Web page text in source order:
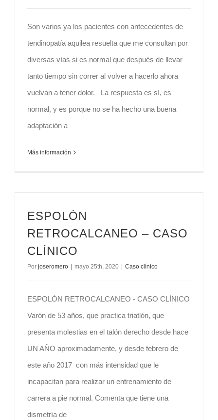
Son varios ya los pacientes con antecedentes de
tendinopatía aquilea resuelta que me consultan por
diversas vías si es normal que después de llevar
tanto tiempo sin correr al volver a hacerlo ahora
vuelvan a tener dolor. La respuesta es sí, es
normal, y es porque no se ha hecho una buena
adaptación a
Más información
ESPOLÓN
RETROCALCANEO – CASO
CLÍNICO
Por joseromero mayo 25th, 2020 Caso clínico
ESPOLÓN RETROCALCANEO - CASO CLÍNICO
Varón de 53 años, que practica triatlón, que
presenta molestias en el talón derecho desde hace
UN AÑO aproximadamente, y desde febrero de
este año 2017 con más intensidad que le
incapacitan para realizar un entrenamiento de
carrera a pie normal. Comenta que tiene una
dismetría de